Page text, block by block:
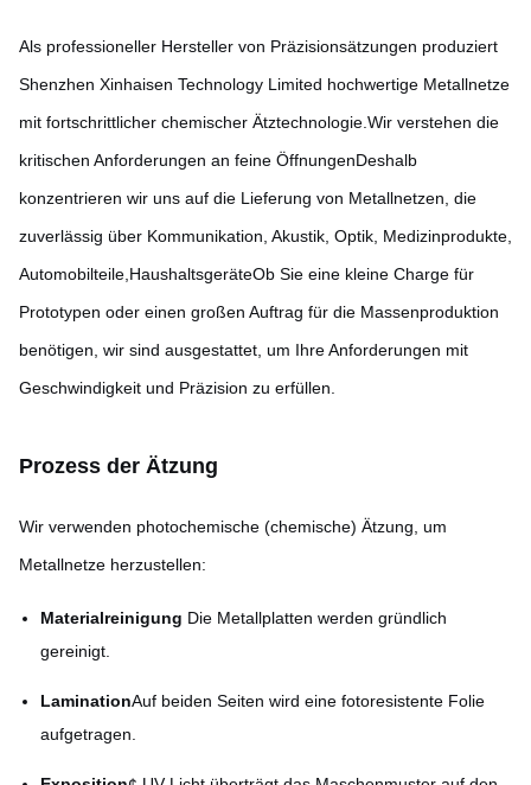
Als professioneller Hersteller von Präzisionsätzungen produziert
Shenzhen Xinhaisen Technology Limited hochwertige Metallnetze
mit fortschrittlicher chemischer Ätztechnologie.Wir verstehen die
kritischen Anforderungen an feine ÖffnungenDeshalb
konzentrieren wir uns auf die Lieferung von Metallnetzen, die
zuverlässig über Kommunikation, Akustik, Optik, Medizinprodukte,
Automobilteile,HaushaltsgeräteOb Sie eine kleine Charge für
Prototypen oder einen großen Auftrag für die Massenproduktion
benötigen, wir sind ausgestattet, um Ihre Anforderungen mit
Geschwindigkeit und Präzision zu erfüllen.
Prozess der Ätzung
Wir verwenden photochemische (chemische) Ätzung, um
Metallnetze herzustellen:
Materialreinigung ️ Die Metallplatten werden gründlich
gereinigt.
LaminationAuf beiden Seiten wird eine fotoresistente Folie
aufgetragen.